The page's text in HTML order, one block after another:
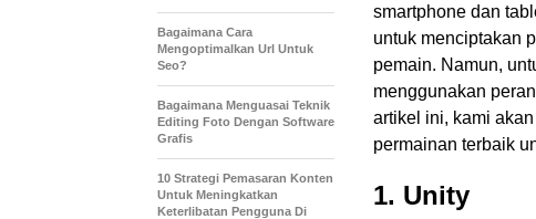
smartphone dan
untuk menciptakan
pemain. Namun,
menggunakan
artikel ini, kami
permainan terbaik
1. Unity
Bagaimana Cara
Mengoptimalkan Url Untuk
Seo?
Bagaimana Menguasai Teknik
Editing Foto Dengan Software
Grafis
10 Strategi Pemasaran Konten
Untuk Meningkatkan
Keterlibatan Pengguna Di